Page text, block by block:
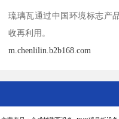
琉璃瓦通过中国环境标志产
收再利用。
m.chenlilin.b2b168.com